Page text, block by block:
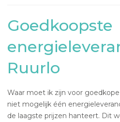
Goedkoopste
Ruurlo
Waar moet ik zijn voor
niet mogelijk één
de laagste prijzen hanteert. Dit